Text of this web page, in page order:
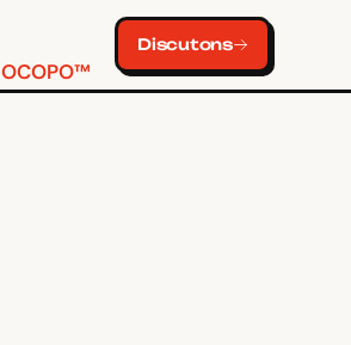
OCOPO™
Discutons